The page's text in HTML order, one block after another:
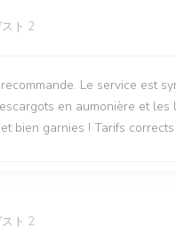
ト 2
Le service est
en aumonière et
bien garnies ! Tarifs
ト 2